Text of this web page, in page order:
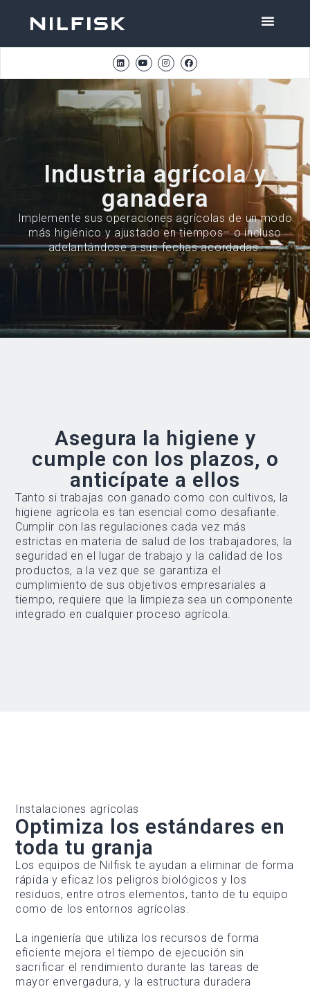
Industria agrícola y
ganadera
Implemente sus operaciones agrícolas de un modo
más higiénico y ajustado en tiempos– o incluso
adelantándose a sus fechas acordadas.
Asegura la higiene y
cumple con los plazos, o
anticípate a ellos
Tanto si trabajas con ganado como con cultivos, la
higiene agrícola es tan esencial como desafiante.
Cumplir con las regulaciones cada vez más
estrictas en materia de salud de los trabajadores, la
seguridad en el lugar de trabajo y la calidad de los
productos, a la vez que se garantiza el
cumplimiento de sus objetivos empresariales a
tiempo, requiere que la limpieza sea un componente
integrado en cualquier proceso agrícola.
Instalaciones agrícolas
Optimiza los estándares en
toda tu granja
Los equipos de Nilfisk te ayudan a eliminar de forma
rápida y eficaz los peligros biológicos y los
residuos, entre otros elementos, tanto de tu equipo
como de los entornos agrícolas.
La ingeniería que utiliza los recursos de forma
eficiente mejora el tiempo de ejecución sin
sacrificar el rendimiento durante las tareas de
mayor envergadura, y la estructura duradera